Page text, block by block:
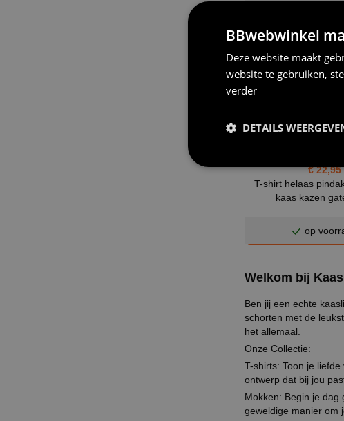
€ 22,95
T-shirt helaas
kaas kazen
op
Welkom bij
Ben jij een echte
schorten met de
het allemaal.
Onze Collectie:
T-shirts: Toon je
ontwerp dat bij jou
Mokken: Begin je dag
geweldige manier om
BBwebwinkel
Deze website maakt
website te gebruiken,
verder
DETAILS